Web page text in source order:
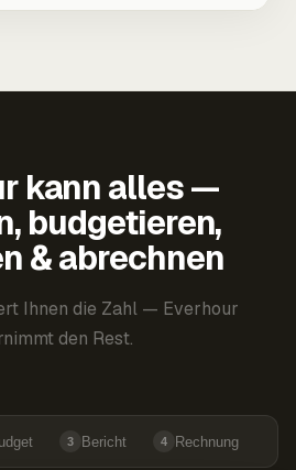
kann alles —
budgetieren,
& abrechnen
Ihnen die Zahl — Everhour
den Rest.
3 Bericht 4 Rechnung